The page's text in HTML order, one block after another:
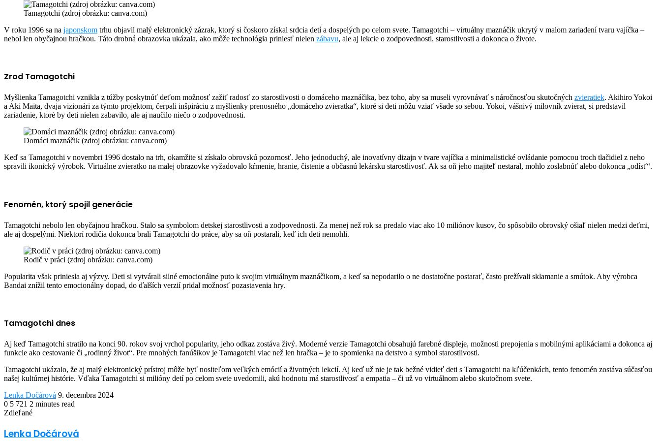
Tamagotchi (zdroj obrázku: canva.com)
V roku 1996 sa na japonskom trhu objavil malý elektronický zázrak, ktorý si čoskoro získal srdcia detí a dospelých po celom svete. Tamagotchi – virtuálny maznáčik ukrytý v malom zariadení tvaru vajíčka –
nebol len obyčajnou hračkou. Táto drobná obrazovka ukázala, ako môže technológia priniesť nielen zábavu, ale aj lekcie o zodpovednosti, starostlivosti a dokonca o živote.
Zrod Tamagotchi
Myšlienka Tamagotchi vznikla z túžby poskytnúť deťom možnosť zažiť radosť zo starostlivosti o domáceho maznáčika, bez toho, aby sa museli vyrovnávať s náročnosťou skutočných zvieratiek. Akihiro Yokoi
a Aki Maita, dvaja vizionári za týmto projektom, čerpali inšpiráciu z myšlienky prenosného „domáceho zvieratka“, ktoré si deti môžu vziať všade so sebou. Yokoi, vášnivý milovník zvierat, si predstavil
zariadenie, ktoré by deti nielen zabavilo, ale aj naučilo niečo o zodpovednosti.
Domáci maznáčik (zdroj obrázku: canva.com)
Keď sa Tamagotchi v novembri 1996 dostalo na trh, okamžite si získalo obrovskú pozornosť. Jeho jednoduchý, ale inovatívny dizajn v tvare vajíčka a minimalistické ovládanie pomocou troch tlačidiel z neho
spravili ikonický výrobok. Virtuálne zvieratko na malej obrazovke vyžadovalo kŕmenie, hranie, čistenie a občasnú lekársku starostlivosť. Ak sa oň jeho majiteľ nestaral, mohlo zoslabnúť alebo dokonca „odísť“.
Fenomén, ktorý spojil generácie
Tamagotchi nebolo len obyčajnou hračkou. Stalo sa symbolom detskej starostlivosti a zodpovednosti. Za menej než rok sa predalo viac ako 10 miliónov kusov, čo spôsobilo obrovský ošiaľ nielen medzi deťmi,
ale aj dospelými. Niektorí rodičia dokonca brali Tamagotchi do práce, aby sa oň postarali, keď ich deti nemohli.
Rodič v práci (zdroj obrázku: canva.com)
Popularita však priniesla aj výzvy. Deti si vytvárali silné emocionálne puto k svojim virtuálnym maznáčikom, a keď sa nepodarilo o ne dostatočne postarať, často prežívali sklamanie a smútok. Aby výrobca
Bandai znížil tento emocionálny dopad, do ďalších verzií pridal možnosť pozastavenia hry.
Tamagotchi dnes
Aj keď Tamagotchi stratilo na konci 90. rokov svoj vrchol popularity, jeho odkaz zostáva živý. Moderné verzie Tamagotchi obsahujú farebné displeje, možnosti prepojenia s mobilnými aplikáciami a dokonca aj
funkcie ako cestovanie či „rodinný život“. Pre mnohých fanúšikov je Tamagotchi viac než len hračka – je to spomienka na detstvo a symbol starostlivosti.
Tamagotchi ukázalo, že aj malý elektronický prístroj môže byť nositeľom veľkých emócií a životných lekcií. Aj keď už nie je tak bežné vidieť deti s Tamagotchi na kľúčenkách, tento fenomén zostáva súčasťou
našej kultúrnej histórie. Vďaka Tamagotchi si milióny detí po celom svete uvedomili, akú hodnotu má starostlivosť a empatia – či už vo virtuálnom alebo skutočnom svete.
Lenka Dočárová Send
an
9. decembra 2024
0 5 721 2 minutes read
Facebook
Twitter
LinkedIn
Share
Email
Print
Zdieľané
via
Email
Lenka Dočárová